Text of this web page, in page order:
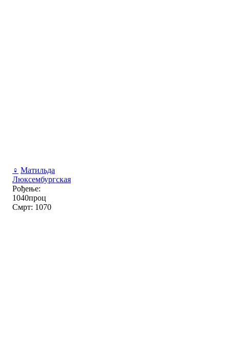
♀ Матильда
Люксембургская
Рођење:
1040проц
Смрт: 1070